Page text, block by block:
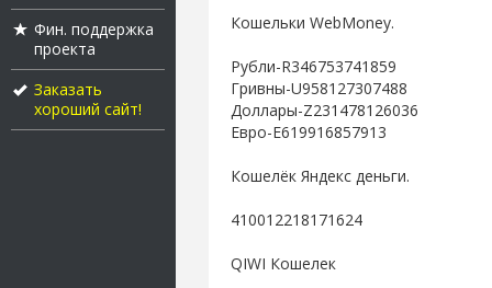
Фин. поддержка
проекта
Заказать
хороший сайт!
Кошельки WebMoney.
Рубли-R346753741859
Гривны-U958127307488
Доллары-Z231478126036
Евро-E619916857913
Кошелёк Яндекс деньги.
410012218171624
QIWI Кошелек